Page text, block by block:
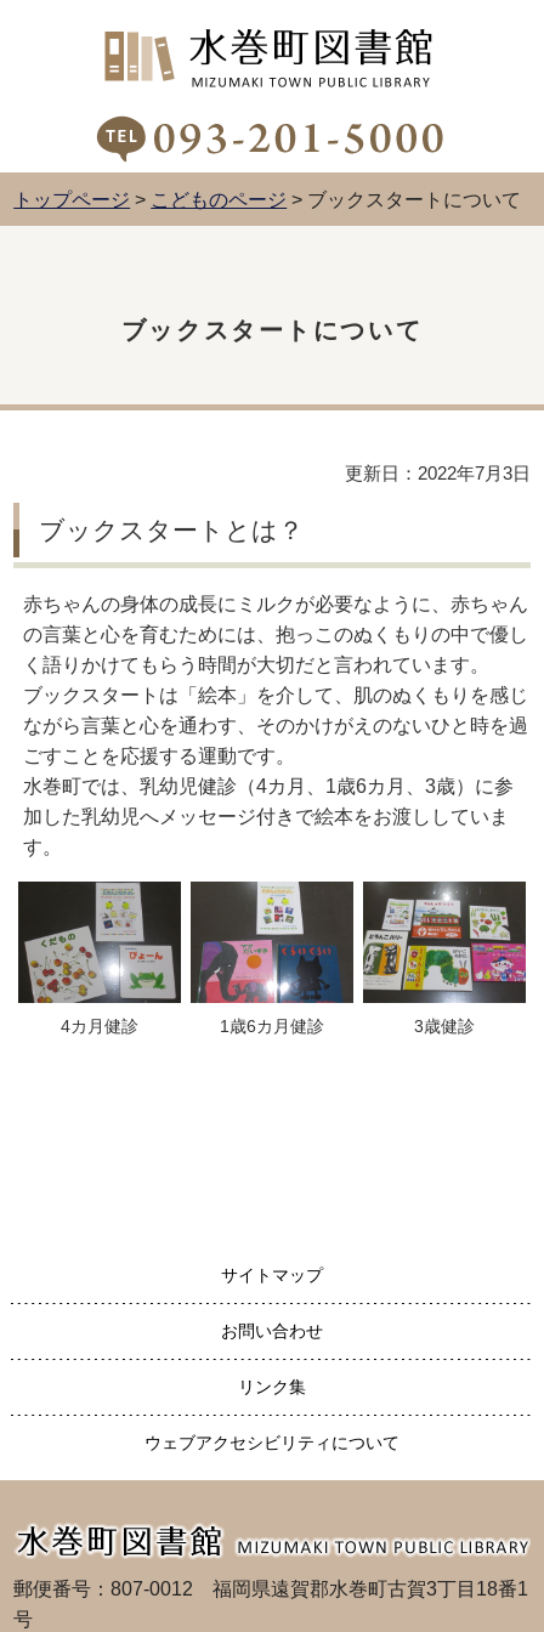
トップページ > こどものページ > ブックスタートについて
ブックスタートについて
更新日：2022年7月3日
ブックスタートとは？
赤ちゃんの身体の成長にミルクが必要なように、赤ちゃん
の言葉と心を育むためには、抱っこのぬくもりの中で優し
く語りかけてもらう時間が大切だと言われています。
ブックスタートは「絵本」を介して、肌のぬくもりを感じ
ながら言葉と心を通わす、そのかけがえのないひと時を過
ごすことを応援する運動です。
水巻町では、乳幼児健診（4カ月、1歳6カ月、3歳）に参
加した乳幼児へメッセージ付きで絵本をお渡ししていま
す。
4カ月健診 1歳6カ月健診 3歳健診
サイトマップ
お問い合わせ
リンク集
ウェブアクセシビリティについて
郵便番号：807-0012 福岡県遠賀郡水巻町古賀3丁目18番1
号